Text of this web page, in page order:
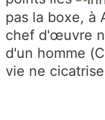
pas la boxe, à
chef d'œuvre
d'un homme
vie ne